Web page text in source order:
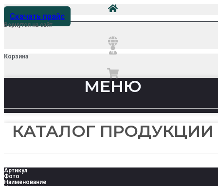
Скачать прайс
Вернутся на сайт
Корзина
МЕНЮ
КАТАЛОГ ПРОДУКЦИИ
Артикул
Фото
Наименование